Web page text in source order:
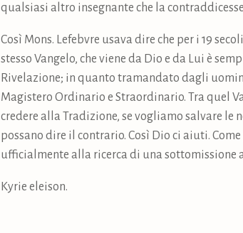
qualsiasi altro insegnante che la
Così Mons. Lefebvre usava dire che per i 19
stesso Vangelo, che viene da Dio e da Lui è
Rivelazione; in quanto tramandato dagli
Magistero Ordinario e Straordinario. Tra quel
credere alla Tradizione, se vogliamo salvare le
possano dire il contrario. Così Dio ci aiuti.
ufficialmente alla ricerca di una sottomissione
Kyrie eleison.